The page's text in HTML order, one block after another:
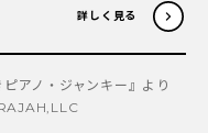
詳しく見る
アノ・ジャンキー』より